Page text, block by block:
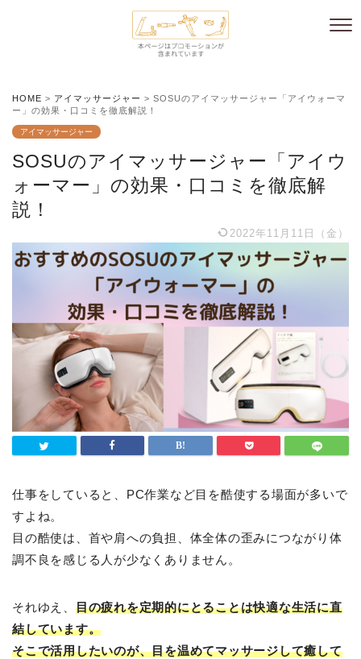
HOME > アイマッサージャー > SOSUのアイマッサージャー「アイウォーマ
ー」の効果・口コミを徹底解説！
アイマッサージャー
SOSUのアイマッサージャー「アイウ
ォーマー」の効果・口コミを徹底解
説！
2022年11月11日（金）
仕事をしていると、PC作業など目を酷使する場面が多いで
すよね。
目の酷使は、首や肩への負担、体全体の歪みにつながり体
調不良を感じる人が少なくありません。
それゆえ、 目の疲れを定期的にとることは快適な生活に直
結しています。
そこで活用したいのが、目を温めてマッサージして癒して